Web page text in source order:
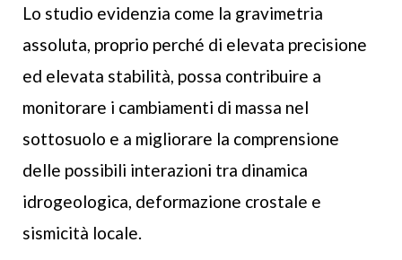
Lo studio evidenzia come la gravimetria
assoluta, proprio perché di elevata precisione
ed elevata stabilità, possa contribuire a
monitorare i cambiamenti di massa nel
sottosuolo e a migliorare la comprensione
delle possibili interazioni tra dinamica
idrogeologica, deformazione crostale e
sismicità locale.